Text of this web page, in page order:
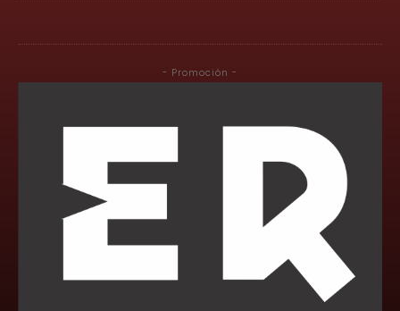
- Promoción -